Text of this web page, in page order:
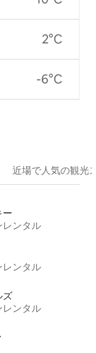
2°C
-6°C
近場で人気の観光
ー
レンタル
レンタル
ズ
レンタル